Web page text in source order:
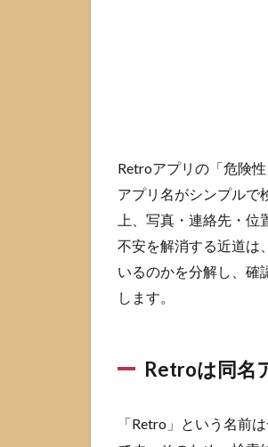
やす
いの
は権
限と
共有
範囲
2
確認
のチ
Retroアプリの「危険
アプリ名がシンプルで
上、写真・連絡先・位
不安を解消する近道は
いるのかを分解し、確
します。
Retroは同名
「Retro」という名前